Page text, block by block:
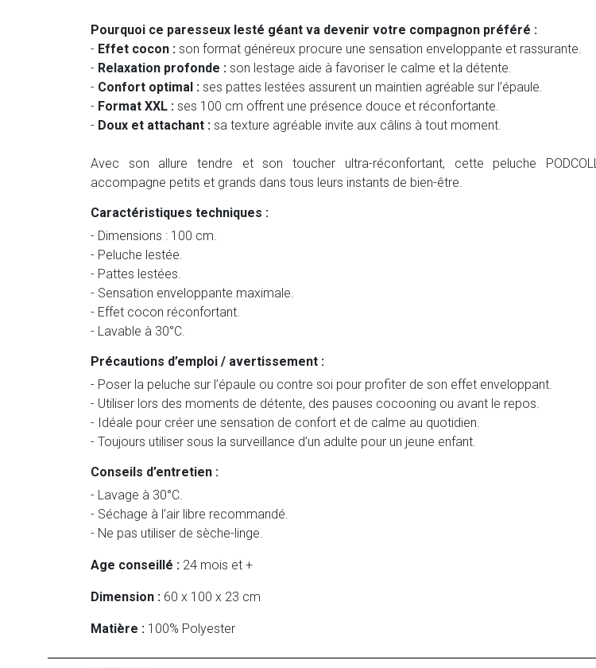
Pourquoi ce paresseux lesté géant va devenir votre compagnon préféré :
- Effet cocon : son format généreux procure une sensation enveloppante et rassurante.
- Relaxation profonde : son lestage aide à favoriser le calme et la détente.
- Confort optimal : ses pattes lestées assurent un maintien agréable sur l’épaule.
- Format XXL : ses 100 cm offrent une présence douce et réconfortante.
- Doux et attachant : sa texture agréable invite aux câlins à tout moment.
Avec son allure tendre et son toucher ultra-réconfortant, cette peluche PODCOLL
accompagne petits et grands dans tous leurs instants de bien-être.
Caractéristiques techniques :
- Dimensions : 100 cm.
- Peluche lestée.
- Pattes lestées.
- Sensation enveloppante maximale.
- Effet cocon réconfortant.
- Lavable à 30°C.
Précautions d’emploi / avertissement :
- Poser la peluche sur l’épaule ou contre soi pour profiter de son effet enveloppant.
- Utiliser lors des moments de détente, des pauses cocooning ou avant le repos.
- Idéale pour créer une sensation de confort et de calme au quotidien.
- Toujours utiliser sous la surveillance d’un adulte pour un jeune enfant.
Conseils d’entretien :
- Lavage à 30°C.
- Séchage à l’air libre recommandé.
- Ne pas utiliser de sèche-linge.
Age conseillé : 24 mois et +
Dimension : 60 x 100 x 23 cm
Matière : 100% Polyester